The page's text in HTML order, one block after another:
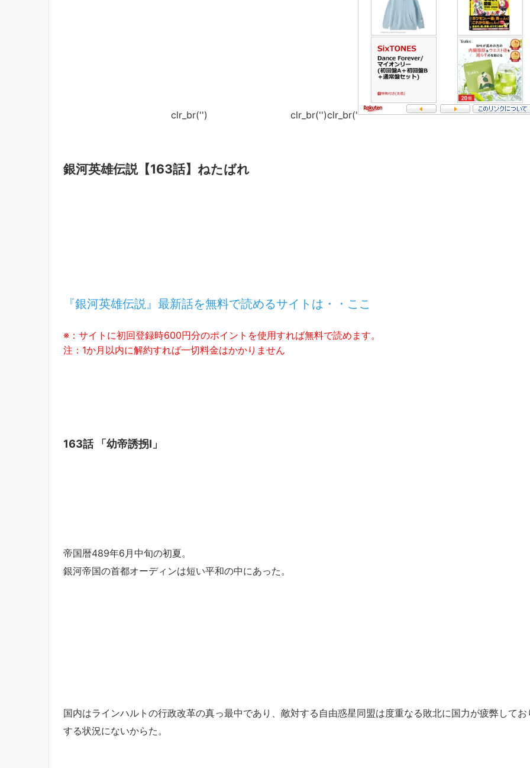
clr_br('') clr_br('')clr_br('
銀河英雄伝説【163話】ねたばれ
『銀河英雄伝説』最新話を無料で読めるサイトは・・ここ
※：サイトに初回登録時600円分のポイントを使用すれば無料で読めます。
注：1か月以内に解約すれば一切料金はかかりません
163話 「幼帝誘拐Ⅰ」
帝国暦489年6月中旬の初夏。
銀河帝国の首都オーディンは短い平和の中にあった。
国内はラインハルトの行政改革の真っ最中であり、敵対する自由惑星同盟は度重なる敗北に国力が疲弊して
する状況にないからた。